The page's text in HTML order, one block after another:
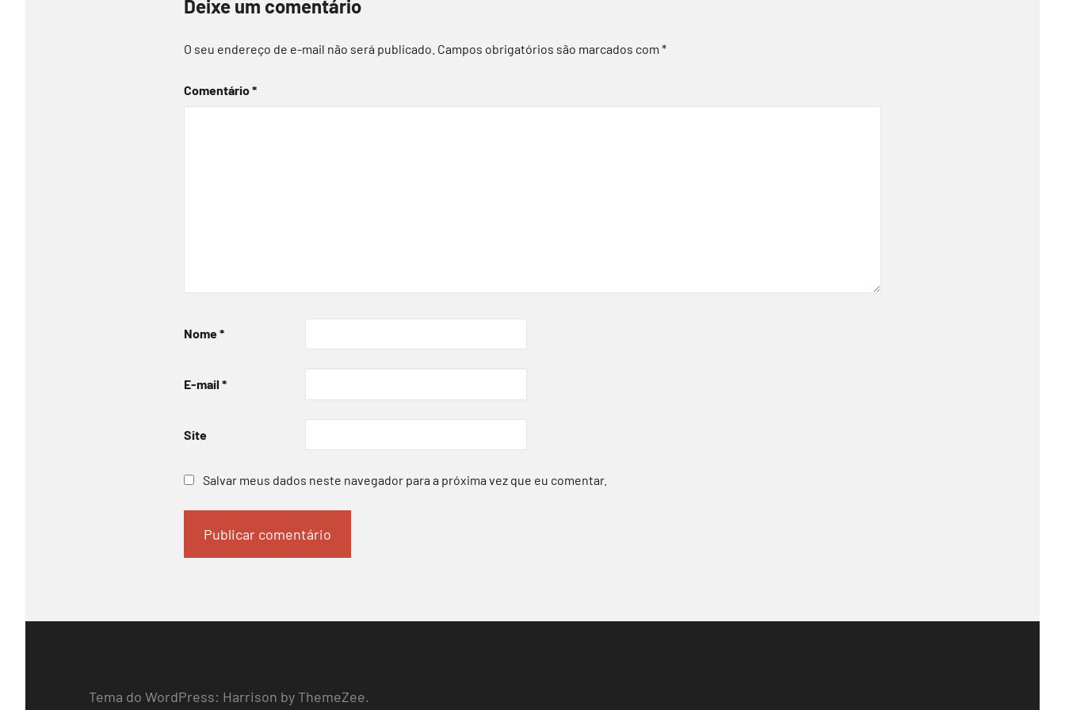
Deixe um comentário
O seu endereço de e-mail não será publicado. Campos obrigatórios são marcados com *
Comentário*
Nome*
E-mail *
Site
Salvar meus dados neste navegador para a próxima vez que eu comentar.
Tema do WordPress: Harrison by ThemeZee.